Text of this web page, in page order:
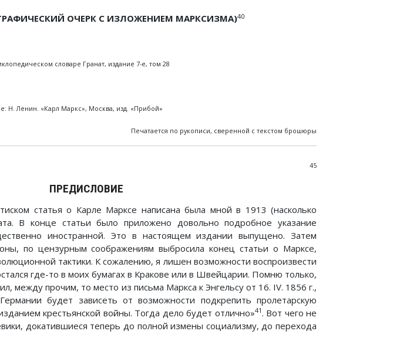
ОЧЕРК С ИЗЛОЖЕНИЕМ МАРКСИЗМА)40
словаре Гранат, издание 7-е, том 28
Н. Ленин. «Карл Маркс», Москва, изд. «Прибой»
Печатается по рукописи, сверенной с текстом брошюры
45
ПРЕДИСЛОВИЕ
статья о Карле Марксе написана была мной в 1913 (насколько
В конце статьи было приложено довольно подробное указание
иностранной. Это в настоящем издании выпущено. Затем
по цензурным соображениям выбросила конец статьи о Марксе,
тактики. К сожалению, я лишен возможности воспроизвести
где-то в моих бумагах в Кракове или в Швейцарии. Помню только,
между прочим, то место из письма Маркса к Энгельсу от 16. IV. 1856 г.,
будет зависеть от возможности подкрепить пролетарскую
крестьянской войны. Тогда дело будет отлично»41 . Вот чего не
докатившиеся теперь до полной измены социализму, до перехода